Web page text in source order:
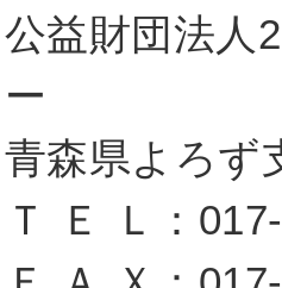
公益財団法人
ー
青森県よろず
Ｔ Ｅ Ｌ：